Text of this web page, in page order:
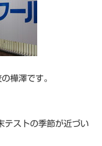
樺澤です。
ストの季節が近づい